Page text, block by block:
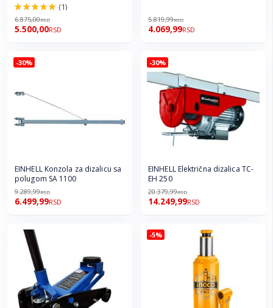
100.0%
(1)
6.875,00RSD
5.500,00RSD
5.819,99RSD
4.069,99RSD
-30%
EINHELL Konzola za dizalicu sa
polugom SA 1100
9.289,99RSD
6.499,99RSD
-30%
EINHELL Električna dizalica TC-
EH 250
20.379,99RSD
14.249,99RSD
-5%